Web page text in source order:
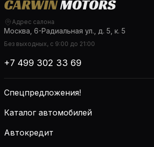
Адрес салона
Москва, 6-Радиальная ул., д. 5, к. 5
Без выходных, с 9:00 до 21:00
+7 499 302 33 69
Спецпредложения!
Каталог автомобилей
Автокредит